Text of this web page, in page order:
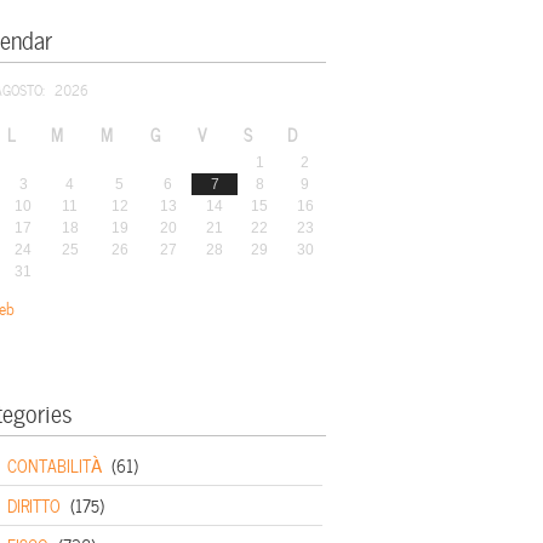
2026
L M M G V S D
1
2
3
4 5 6 7 8
9
10
11 12 13 14 15
16
17
18 19 20 21 22
23
24
25 26 27 28 29
30
31
CONTABILITÀ (61)
DIRITTO (175)